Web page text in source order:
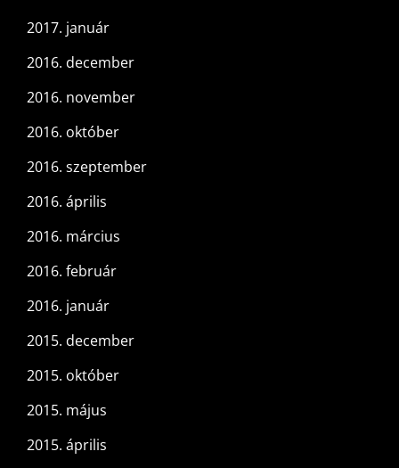
2017. január
2016. december
2016. november
2016. október
2016. szeptember
2016. április
2016. március
2016. február
2016. január
2015. december
2015. október
2015. május
2015. április